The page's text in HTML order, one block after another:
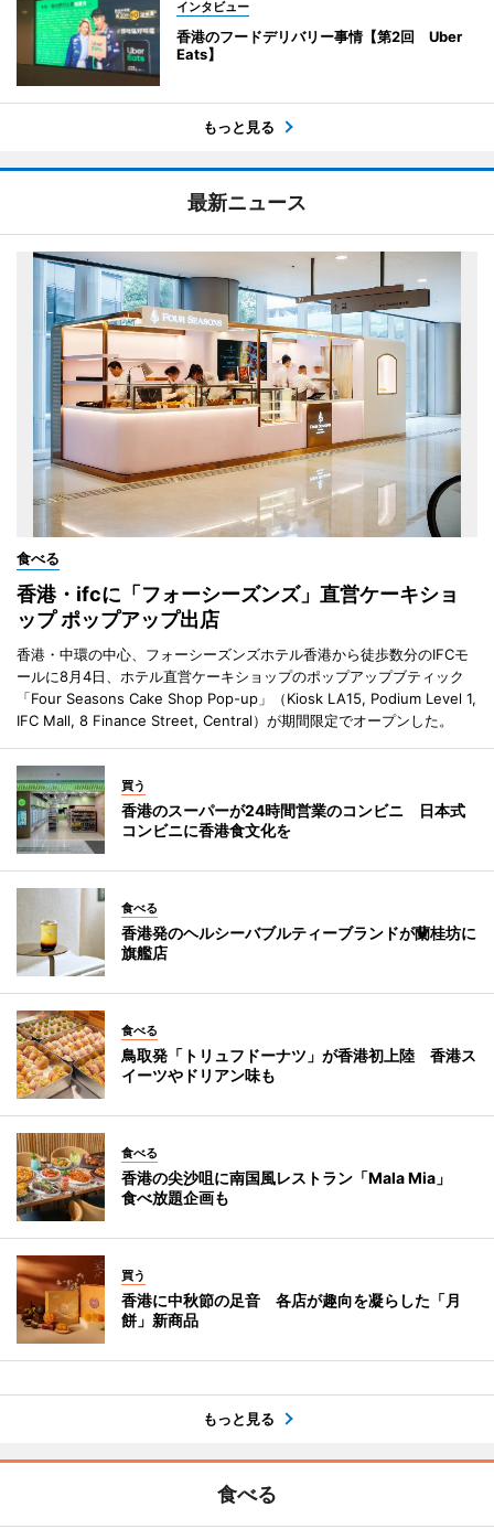
インタビュー
香港のフードデリバリー事情【第2回 Uber
Eats】
もっと見る
最新ニュース
食べる
香港・ifcに「フォーシーズンズ」直営ケーキショ
ップ ポップアップ出店
香港・中環の中心、フォーシーズンズホテル香港から徒歩数分のIFCモ
ールに8月4日、ホテル直営ケーキショップのポップアップブティック
「Four Seasons Cake Shop Pop-up」（Kiosk LA15, Podium Level 1,
IFC Mall, 8 Finance Street, Central）が期間限定でオープンした。
買う
香港のスーパーが24時間営業のコンビニ 日本式
コンビニに香港食文化を
食べる
香港発のヘルシーバブルティーブランドが蘭桂坊に
旗艦店
食べる
鳥取発「トリュフドーナツ」が香港初上陸 香港ス
イーツやドリアン味も
食べる
香港の尖沙咀に南国風レストラン「Mala Mia」
食べ放題企画も
買う
香港に中秋節の足音 各店が趣向を凝らした「月
餅」新商品
もっと見る
食べる